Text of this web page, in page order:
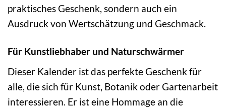
praktisches Geschenk, sondern auch ein
Ausdruck von Wertschätzung und Geschmack.
Für Kunstliebhaber und Naturschwärmer
Dieser Kalender ist das perfekte Geschenk für
alle, die sich für Kunst, Botanik oder Gartenarbeit
interessieren. Er ist eine Hommage an die